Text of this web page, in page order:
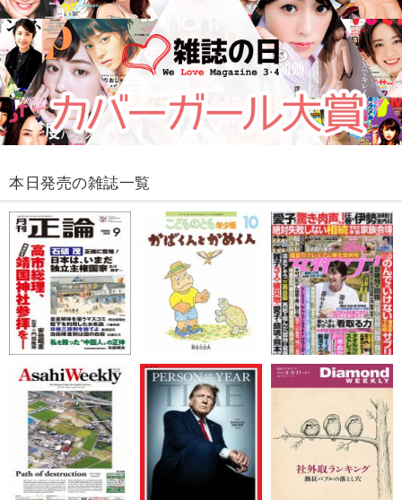
本日発売の雑誌一覧